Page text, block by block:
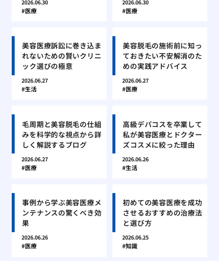
2026.06.30
医療
2026.06.30
医療
美容医療訴訟に巻き込ま
れないための賢いクリニ
ック選びの極意
2026.06.27
生活
美容脱毛の施術前に知っ
ておきたい不安解消のた
めの実践アドバイス
2026.06.27
医療
毛周期と美容脱毛の仕組
みを科学的な視点から詳
しく解説するブログ
2026.06.27
医療
高級デパコスを卒業して
私が美容医療とドクター
ズコスメに絞った理由
2026.06.26
生活
事例から学ぶ美容医療メ
ンテナンスの驚くべき効
果
2026.06.26
医療
初めての美容医療を成功
させるおすすめの治療法
と選び方
2026.06.25
知識